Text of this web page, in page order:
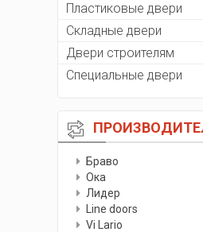
Пластиковые двери
Складные двери
Двери строителям
Специальные двери
Браво
Ока
Лидер
Line doors
Vi Lario